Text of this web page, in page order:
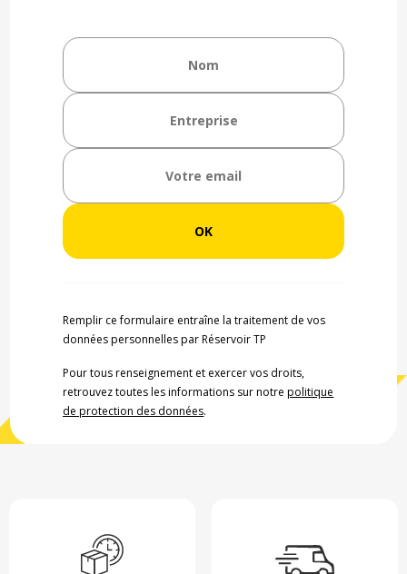
Remplir ce formulaire entraîne la traitement de vos
données personnelles par Réservoir TP
Pour tous renseignement et exercer vos droits,
retrouvez toutes les informations sur notrepolitique
de protection des données.